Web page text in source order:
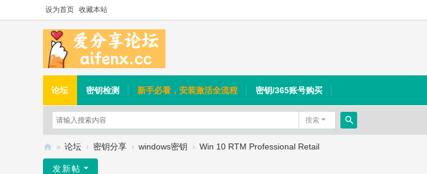
设为首页 收藏本站
论坛 密钥检测 新手必看，安装激活全流程 密钥/365账号购买
搜索
搜
» 论坛 › 密钥分享 › windows密钥 › Win 10 RTM Professional Retail
发新帖